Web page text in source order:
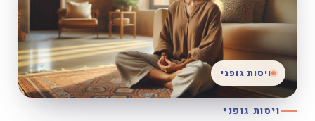
ויסות גופני
ויסות גופני